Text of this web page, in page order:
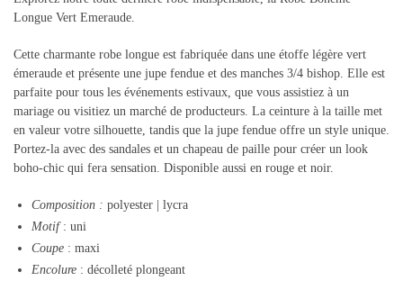
Longue Vert Emeraude.
Cette charmante robe longue est fabriquée dans une étoffe légère vert
émeraude et présente une jupe fendue et des manches 3/4 bishop. Elle est
parfaite pour tous les événements estivaux, que vous assistiez à un
mariage ou visitiez un marché de producteurs. La ceinture à la taille met
en valeur votre silhouette, tandis que la jupe fendue offre un style unique.
Portez-la avec des sandales et un chapeau de paille pour créer un look
boho-chic qui fera sensation. Disponible aussi en rouge et noir.
Composition : polyester | lycra
Motif: uni
Coupe : maxi
Encolure : décolleté plongeant